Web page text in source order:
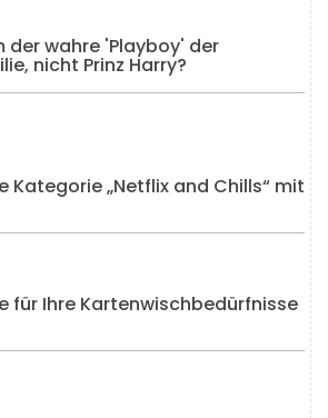
der wahre 'Playboy' der
nicht Prinz Harry?
Kategorie „Netflix and Chills“ mit
für Ihre Kartenwischbedürfnisse